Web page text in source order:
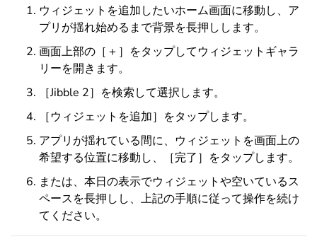
ウィジェットを追加したいホーム画面に移動し、ア
プリが揺れ始めるまで背景を長押しします。
画面上部の［＋］をタップしてウィジェットギャラ
リーを開きます。
［Jibble 2］を検索して選択します。
［ウィジェットを追加］をタップします。
アプリが揺れている間に、ウィジェットを画面上の
希望する位置に移動し、［完了］をタップします。
または、本日の表示でウィジェットや空いているス
ペースを長押しし、上記の手順に従って操作を続け
てください。